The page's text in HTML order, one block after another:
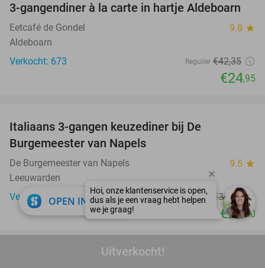
Uitverkocht!
41%
3-gangendiner à la carte in hartje Aldeboarn
Eetcafé de Gondel 9.8 star
Aldeboarn
Verkocht: 673
Regulier €42,35
€24,95
Italiaans 3-gangen keuzediner bij De
Burgemeester van Napels
De Burgemeester van Napels 9.5 star
Leeuwarden
Verkocht: 83
Regulier €35 ,45
€25,50
favorite_border
OPEN IN APP close